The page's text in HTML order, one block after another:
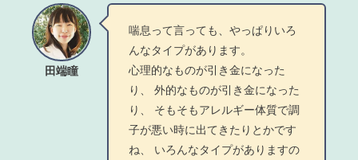
田端瞳
喘息って言っても、やっぱりいろ
んなタイプがあります。
心理的なものが引き金になった
り、 外的なものが引き金になった
り、 そもそもアレルギー体質で調
子が悪い時に出てきたりとかです
ね、 いろんなタイプがありますの